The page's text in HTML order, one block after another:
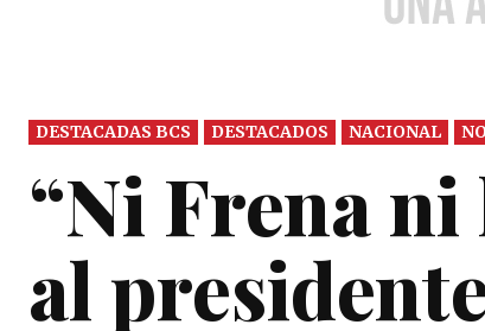
DESTACADAS BCS DESTACADOS NACIONAL
“Ni Frena
al